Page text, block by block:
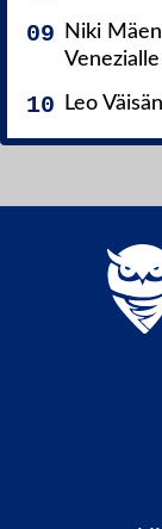
Niki
Venezialle
Leo